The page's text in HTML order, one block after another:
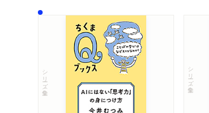
シリーズ・全集 シリーズ・全集